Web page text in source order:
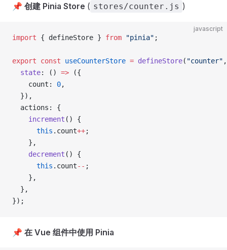
📌 创建 Pinia Store ( stores/counter.js )
javascript
import { defineStore } from "pinia" ;
export const useCounterStore = defineStore( "counter"
  state
: () => ({
    count:
0,
  }),
  actions: {
    increment
() {
      this
.count++;
    },
    decrement
() {
      this
.count-- ;
    },
  },
});
📌 在 Vue 组件中使用 Pinia